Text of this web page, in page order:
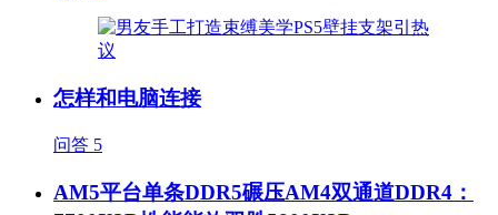
怎样和电脑连接
问答 5
AM5平台单条DDR5碾压AM4双通道DDR4：